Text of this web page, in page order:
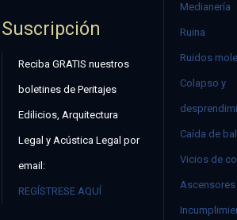
Suscripción
Reciba GRATIS nuestros
boletines de Peritajes
Edilicios, Arquitectura
Legal y Acústica Legal por
email:
REGÍSTRESE AQUÍ
Medianería
Ruina
Ruidos
Colapso y
Caída de
Vicios de
Ascensores